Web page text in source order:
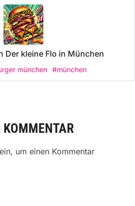
Der kleine Flo in München
münchen #münchen
KOMMENTAR
um einen Kommentar